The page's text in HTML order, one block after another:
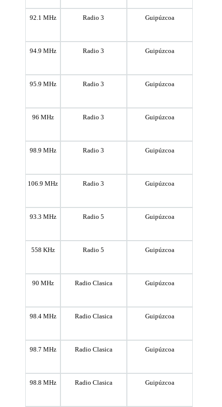
92.1 MHz Radio 3 Guipúzcoa
94.9 MHz Radio 3 Guipúzcoa
95.9 MHz Radio 3 Guipúzcoa
96 MHz Radio 3 Guipúzcoa
98.9 MHz Radio 3 Guipúzcoa
106.9 MHz Radio 3 Guipúzcoa
93.3 MHz Radio 5 Guipúzcoa
558 KHz Radio 5 Guipúzcoa
90 MHz Radio Clasica Guipúzcoa
98.4 MHz Radio Clasica Guipúzcoa
98.7 MHz Radio Clasica Guipúzcoa
98.8 MHz Radio Clasica Guipúzcoa